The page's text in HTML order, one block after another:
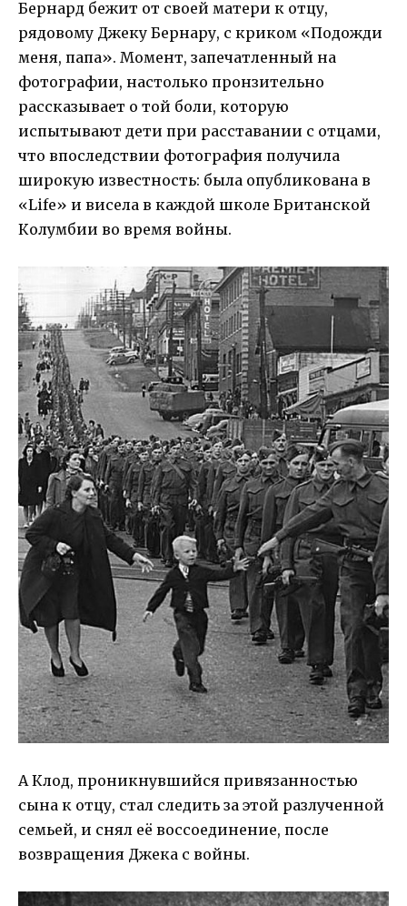
Бернард бежит от своей матери к отцу,
рядовому Джеку Бернару, с криком «Подожди
меня, папа». Момент, запечатленный на
фотографии, настолько пронзительно
рассказывает о той боли, которую
испытывают дети при расставании с отцами,
что впоследствии фотография получила
широкую известность: была опубликована в
«Life» и висела в каждой школе Британской
Колумбии во время войны.
А Клод, проникнувшийся привязанностью
сына к отцу, стал следить за этой разлученной
семьей, и снял её воссоединение, после
возвращения Джека с войны.